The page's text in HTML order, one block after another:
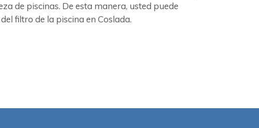
de piscinas. De esta manera, usted puede
filtro de la piscina en Coslada.